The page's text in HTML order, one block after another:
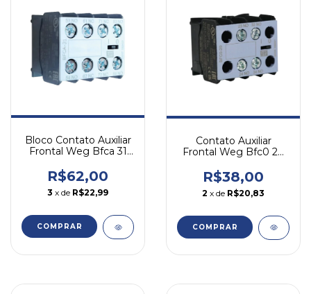
Bloco Contato Auxiliar
Frontal Weg Bfca 31
R$62,00
3 x de R$22,99
Contato Auxiliar
Frontal Weg Bfc0 20
R$38,00
2 x de R$20,83